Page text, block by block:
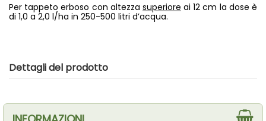
Per tappeto erboso con altezza superiore ai 12 cm la dose è
di 1,0 a 2,0 l/ha in 250-500 litri d’acqua.
Dettagli del prodotto